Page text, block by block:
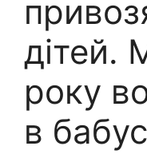
дітей.
року
в